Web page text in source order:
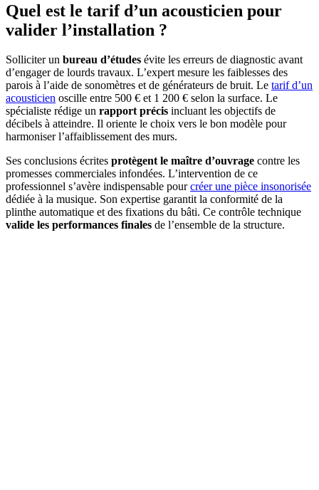
Quel est le tarif d’un acousticien pour
valider l’installation ?
Solliciter un bureau d’études évite les erreurs de diagnostic avant
d’engager de lourds travaux. L’expert mesure les faiblesses des
parois à l’aide de sonomètres et de générateurs de bruit. Le tarif d’un
acousticien oscille entre 500 € et 1 200 € selon la surface. Le
spécialiste rédige un rapport précis incluant les objectifs de
décibels à atteindre. Il oriente le choix vers le bon modèle pour
harmoniser l’affaiblissement des murs.
Ses conclusions écrites protègent le maître d’ouvrage contre les
promesses commerciales infondées. L’intervention de ce
professionnel s’avère indispensable pourcréer une pièce insonorisée
dédiée à la musique. Son expertise garantit la conformité de la
plinthe automatique et des fixations du bâti. Ce contrôle technique
valide les performances finales de l’ensemble de la structure.